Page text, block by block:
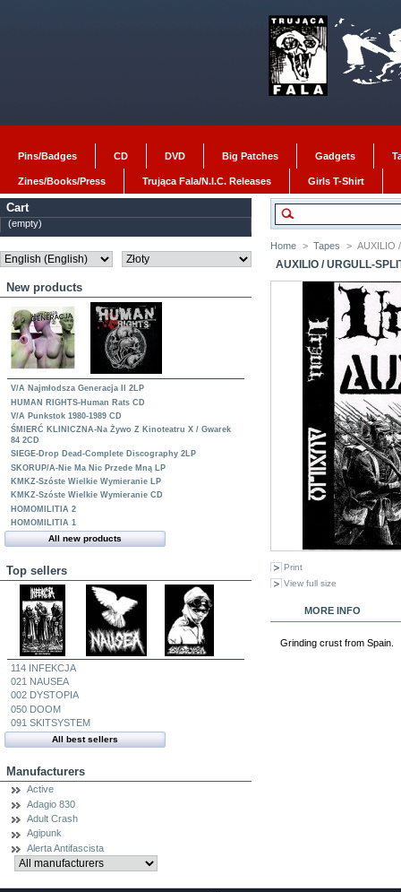
Pins/Badges CD DVD Big Patches Gadgets
Zines/Books/Press Trująca Fala/N.I.C. Releases Girls T-Shirt
Cart
(empty)
New products
V/A Najmłodsza Generacja II 2LP
HUMAN RIGHTS-Human Rats CD
V/A Punkstok 1980-1989 CD
ŚMIERĆ KLINICZNA-Na Żywo Z Kinoteatru X / Gwarek
84 2CD
SIEGE-Drop Dead-Complete Discography 2LP
SKORUP/A-Nie Ma Nic Przede Mną LP
KMKZ-Szóste Wielkie Wymieranie LP
KMKZ-Szóste Wielkie Wymieranie CD
HOMOMILITIA 2
HOMOMILITIA 1
All new products
Top sellers
114 INFEKCJA
021 NAUSEA
002 DYSTOPIA
050 DOOM
091 SKITSYSTEM
All best sellers
Manufacturers
Active
Adagio 830
Adult Crash
Agipunk
Alerta Antifascista
Home > Tapes > AUXILIO
AUXILIO / URGULL-
Print
View full size
MORE INFO
Grinding crust from Spain.